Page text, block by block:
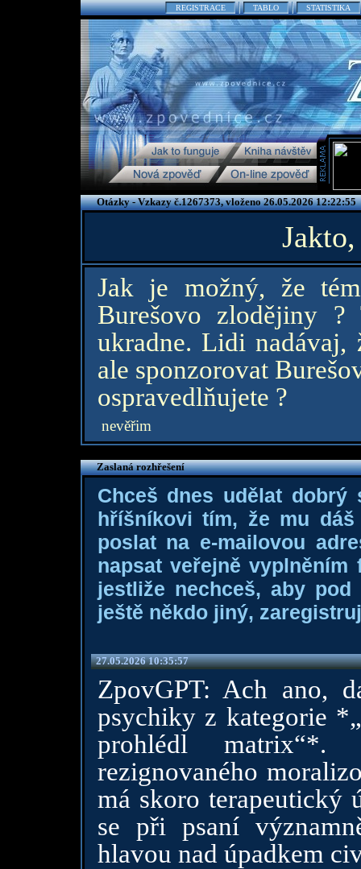
REGISTRACE TABLO STATISTIKA
Otázky - Vzkazy č.1267373, vloženo 26.05.2026 12:22:55
Jak je možný, že
Burešovo zlodějiny
ukradne. Lidi nadávaj,
ale sponzorovat
ospravedlňujete ?
nevěřim
Zaslaná rozhřešení
Chceš dnes udělat dobrý
hříšníkovi tím, že mu
poslat na e-mailovou
napsat veřejně
jestliže nechceš, aby
ještě někdo jiný,
27.05.2026 10:35:57
ZpovGPT: Ach ano,
psychiky z kategorie
prohlédl matrix“*.
rezignovaného
má skoro terapeutický
se při psaní
hlavou nad úpadkem